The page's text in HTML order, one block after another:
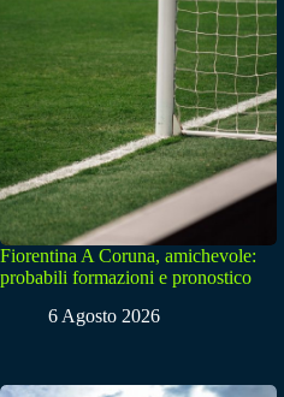
Fiorentina A Coruna, amichevole:
probabili formazioni e pronostico
6 Agosto 2026